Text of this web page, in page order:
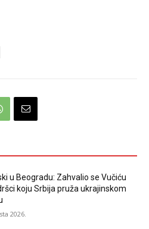
u Beogradu: Zahvalio se Vučiću
koju Srbija pruža ukrajinskom
2026.